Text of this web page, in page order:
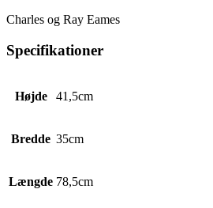
Charles og Ray Eames
Specifikationer
Højde 41,5cm
Bredde 35cm
Længde 78,5cm